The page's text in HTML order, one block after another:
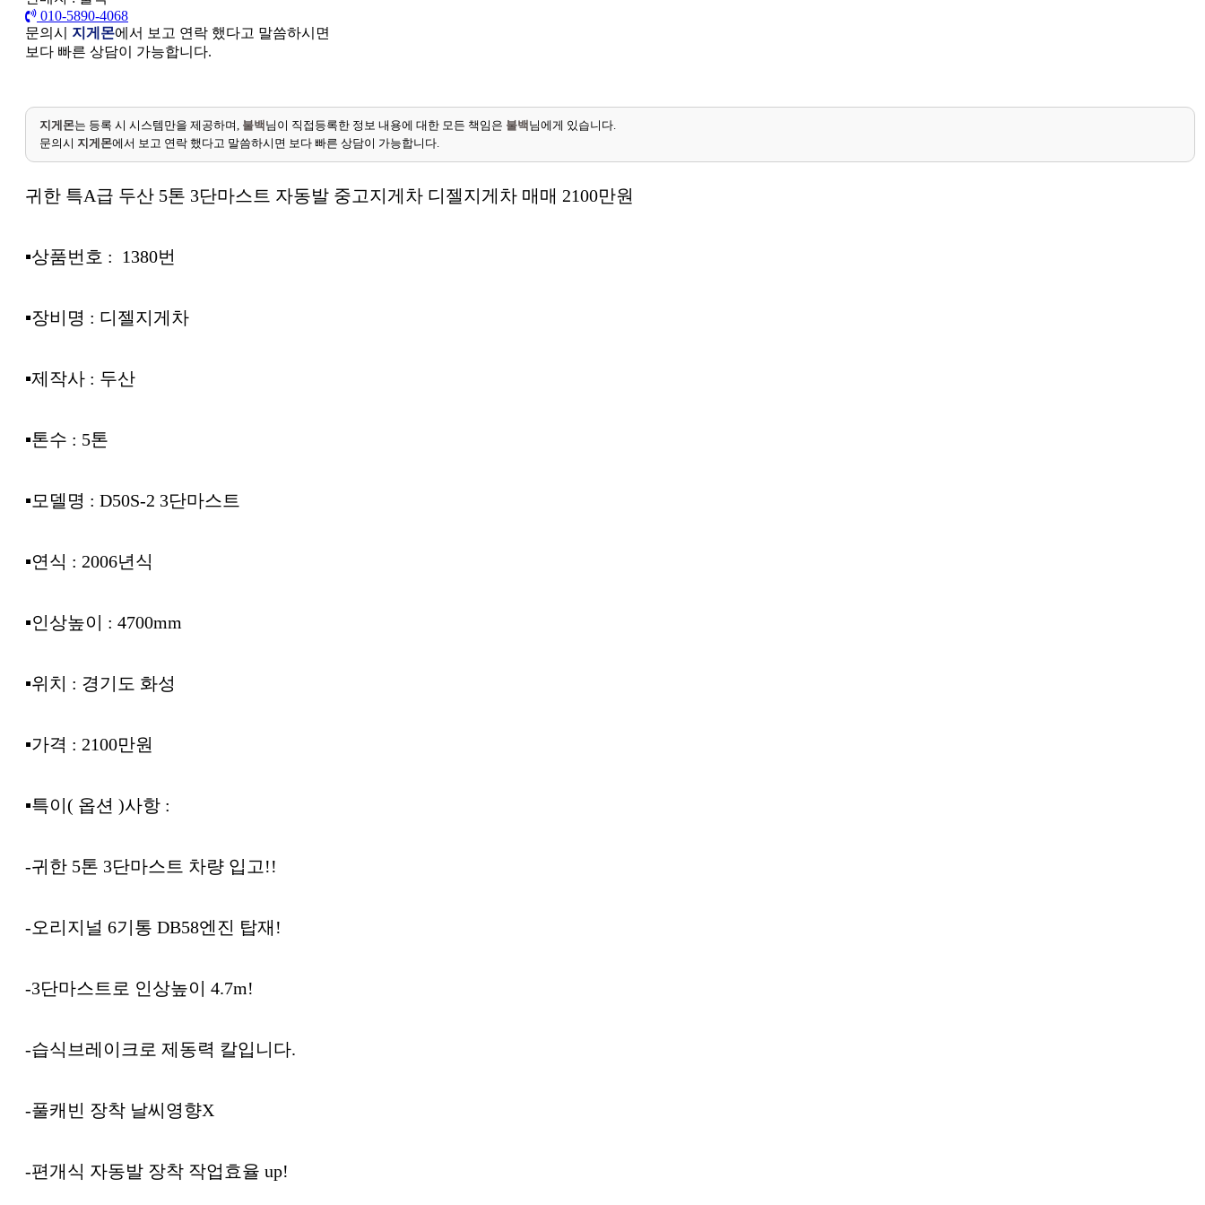
010-5890-4068
문의시 지게몬에서 보고 연락 했다고 말씀하시면
보다 빠른 상담이 가능합니다.
지게몬는 등록 시 시스템만을 제공하며, 불백님이 직접등록한 정보 내용에 대한 모든 책임은 불백님에게 있습니다.
문의시 지게몬에서 보고 연락 했다고 말씀하시면 보다 빠른 상담이 가능합니다.
귀한 특A급 두산 5톤 3단마스트 자동발 중고지게차 디젤지게차 매매 2100만원
▪︎상품번호 : 1380번
▪︎장비명 : 디젤지게차
▪︎제작사 : 두산
▪︎톤수 : 5톤
▪︎모델명 : D50S-2 3단마스트
▪︎연식 : 2006년식
▪︎인상높이 : 4700mm
▪︎위치 : 경기도 화성
▪︎가격 : 2100만원
▪︎특이( 옵션 )사항 :
-귀한 5톤 3단마스트 차량 입고!!
-오리지널 6기통 DB58엔진 탑재!
-3단마스트로 인상높이 4.7m!
-습식브레이크로 제동력 칼입니다.
-풀캐빈 장착 날씨영향X
-편개식 자동발 장착 작업효율 up!